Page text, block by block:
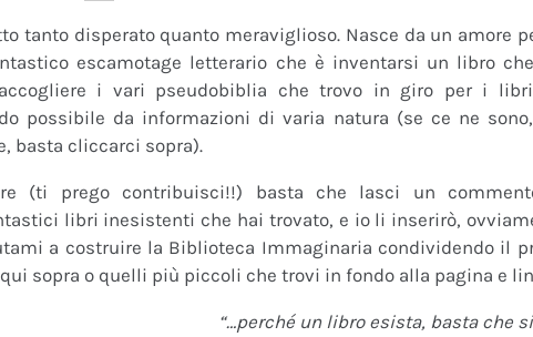
tanto disperato quanto meraviglioso. Nasce da un amore
escamotage letterario che è inventarsi un libro
i vari pseudobiblia che trovo in giro per i
possibile da informazioni di varia natura (se ce ne
basta cliccarci sopra).
(ti prego contribuisci!!) basta che lasci un
libri inesistenti che hai trovato, e io li inserirò,
a costruire la Biblioteca Immaginaria condividendo il
sopra o quelli più piccoli che trovi in fondo alla pagina e
“…perché un libro esista, basta che